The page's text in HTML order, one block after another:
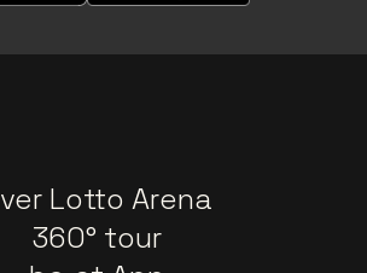
Lotto Arena
360° tour